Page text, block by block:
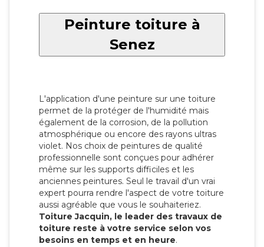
Peinture toiture à
Senez
L'application d'une peinture sur une toiture
permet de la protéger de l'humidité mais
également de la corrosion, de la pollution
atmosphérique ou encore des rayons ultras
violet. Nos choix de peintures de qualité
professionnelle sont conçues pour adhérer
même sur les supports difficiles et les
anciennes peintures. Seul le travail d'un vrai
expert pourra rendre l'aspect de votre toiture
aussi agréable que vous le souhaiteriez.
Toiture Jacquin, le leader des travaux de
toiture reste à votre service selon vos
besoins en temps et en heure.